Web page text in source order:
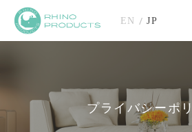
EN / JP
プライバシーポ